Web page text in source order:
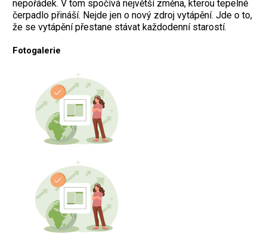
nepořádek. V tom spočívá největší změna, kterou tepelné
čerpadlo přináší. Nejde jen o nový zdroj vytápění. Jde o to,
že se vytápění přestane stávat každodenní starostí.
Fotogalerie